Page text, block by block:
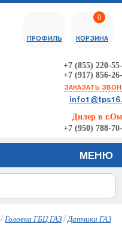
+7 (855) 220-
+7 (917) 856-
ЗАКАЗАТЬ
Дилер в
+7 (950) 788-
ПРОФИЛЬ
0
КОРЗИНА
МЕНЮ
/ Головка ГБЦ ГАЗ / Датчики ГАЗ